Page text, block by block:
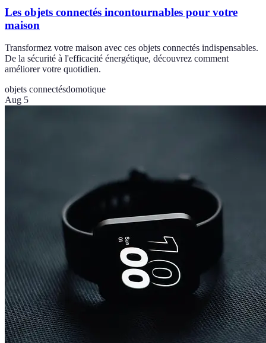
Les objets connectés incontournables pour votre
maison
Transformez votre maison avec ces objets connectés indispensables.
De la sécurité à l'efficacité énergétique, découvrez comment
améliorer votre quotidien.
objets connectésdomotique
Aug 5